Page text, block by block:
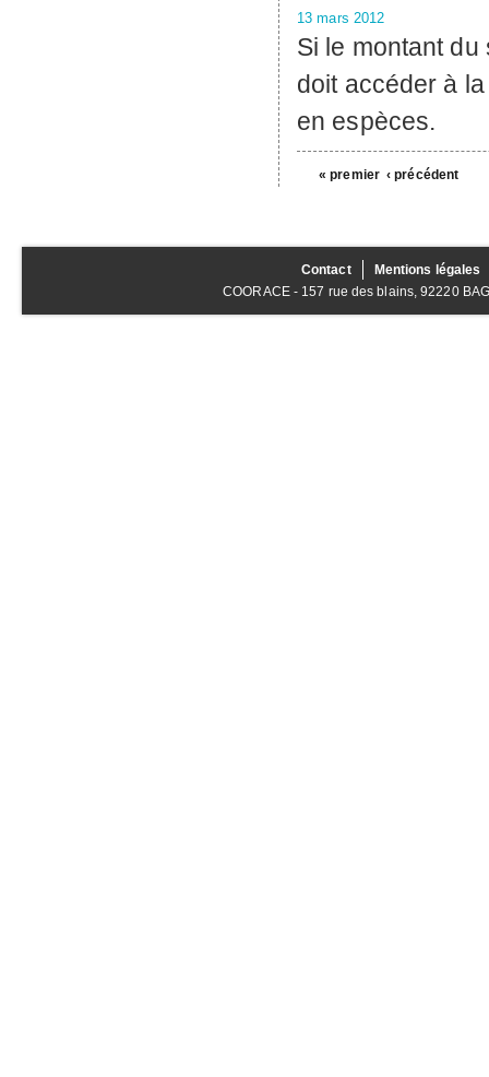
13 mars 2012
Si le montant du
doit accéder à
en espèces.
« premier ‹ précédent
Contact
Mentions légales
COORACE - 157 rue des blains, 92220